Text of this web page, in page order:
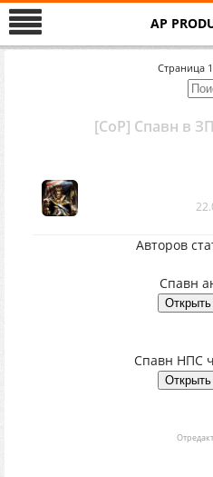
AP
Страница 1
[CoP] Спавн в
Авторов
Спавн
Спавн НПС